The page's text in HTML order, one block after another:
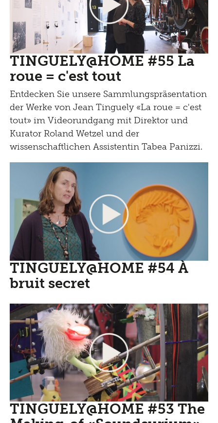
TINGUELY@HOME #55 La
roue = c'est tout
Entdecken Sie unsere Sammlungspräsentation
der Werke von Jean Tinguely «La roue = c'est
tout» im Videorundgang mit Direktor und
Kurator Roland Wetzel und der
wissenschaftlichen Assistentin Tabea Panizzi.
TINGUELY@HOME #54 À
bruit secret
TINGUELY@HOME #53 The